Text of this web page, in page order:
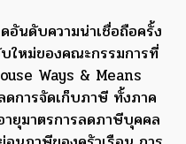
อันดับความน่าเชื่อถือครั้ง
ใหม่ของคณะกรรมการที่
Ways & Means
การจัดเก็บภาษี ทั้งภาค
ายุมาตรการลดภาษีบุคคล